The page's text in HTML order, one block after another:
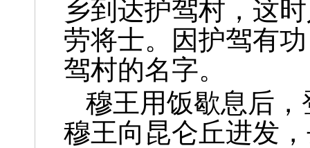
乡到达护驾村，这
劳将士。因护驾有
驾村的名字。
穆王用饭歇息后
穆王向昆仑丘进发